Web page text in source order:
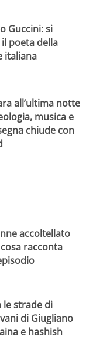
Guccini: si
poeta della
italiana
all’ultima notte
musica e
chiude con
accoltellato
racconta
le strade di
di Giugliano
e hashish